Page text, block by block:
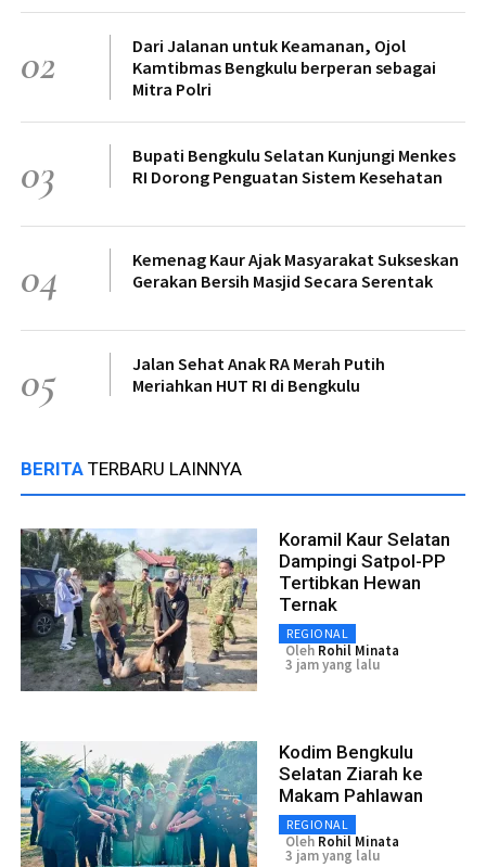
02
Dari Jalanan untuk Keamanan, Ojol
Kamtibmas Bengkulu berperan sebagai
Mitra Polri
03
Bupati Bengkulu Selatan Kunjungi Menkes
RI Dorong Penguatan Sistem Kesehatan
04
Kemenag Kaur Ajak Masyarakat Sukseskan
Gerakan Bersih Masjid Secara Serentak
05
Jalan Sehat Anak RA Merah Putih
Meriahkan HUT RI di Bengkulu
BERITA TERBARU LAINNYA
Koramil Kaur Selatan
Dampingi Satpol-PP
Tertibkan Hewan
Ternak
REGIONAL
Oleh Rohil Minata
3 jam yang lalu
Kodim Bengkulu
Selatan Ziarah ke
Makam Pahlawan
REGIONAL
Oleh Rohil Minata
3 jam yang lalu